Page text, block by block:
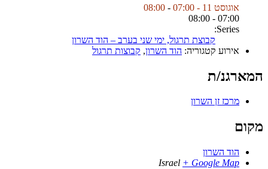
אוגוסט 11 - 07:00 -
08:00
07:00 - 08:00
Series:
קבוצת תרגול, ימי שני בערב – הוד השרון
אירוע קטגוריה: הוד השרון, קבוצות תרגול
המארגנ/ת
מרכז זן השרון
מקום
הוד השרון
Israel + Google Map